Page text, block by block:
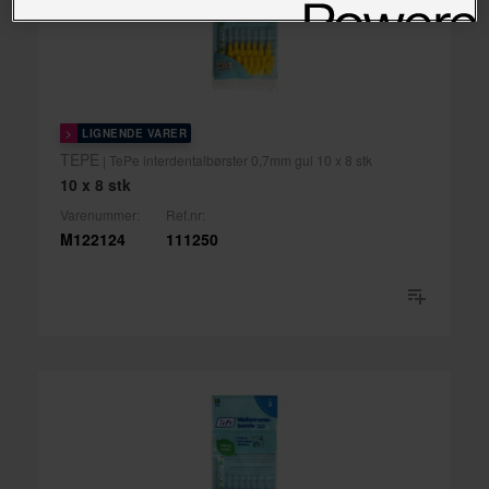
LIGNENDE VARER
TEPE | TePe interdentalbørster 0,7mm gul 10 x 8 stk
10 x 8 stk
Varenummer:
M122124
Ref.nr:
111250
Tlf. 22 07 27 27 - Tast 1 for kundeservice, 2 for
teknisk, 3 for digital support, 4 for salg, 5 for
delelager